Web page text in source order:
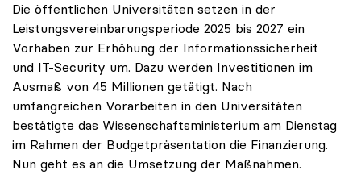
Die öffentlichen Universitäten setzen in der
Leistungsvereinbarungsperiode 2025 bis 2027 ein
Vorhaben zur Erhöhung der Informationssicherheit
und IT-Security um. Dazu werden Investitionen im
Ausmaß von 45 Millionen getätigt. Nach
umfangreichen Vorarbeiten in den Universitäten
bestätigte das Wissenschaftsministerium am Dienstag
im Rahmen der Budgetpräsentation die Finanzierung.
Nun geht es an die Umsetzung der Maßnahmen.